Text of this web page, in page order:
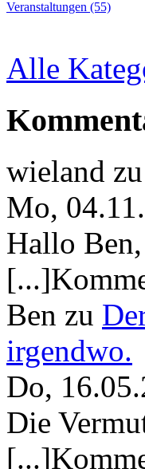
Veranstaltungen (55)
Alle
wieland zu
Mo,
Hallo
Ben zu
irgendwo.
Do,
Die